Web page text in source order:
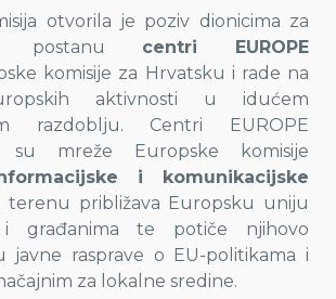
otvorila je poziv dionicima za
postanu centri EUROPE
komisije za Hrvatsku i rade na
aktivnosti u idućem
razdoblju. Centri EUROPE
su mreže Europske komisije
i komunikacijske
terenu približava Europsku uniju
i građanima te potiče njihovo
javne rasprave o EU-politikama i
za lokalne sredine.